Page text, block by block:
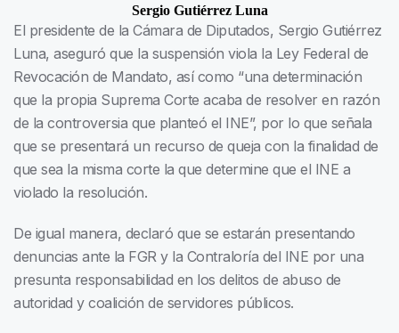
Sergio Gutiérrez Luna
El presidente de la Cámara de Diputados, Sergio Gutiérrez
Luna, aseguró que la suspensión viola la Ley Federal de
Revocación de Mandato, así como “una determinación
que la propia Suprema Corte acaba de resolver en razón
de la controversia que planteó el INE”, por lo que señala
que se presentará un recurso de queja con la finalidad de
que sea la misma corte la que determine que el INE a
violado la resolución.
De igual manera, declaró que se estarán presentando
denuncias ante la FGR y la Contraloría del INE por una
presunta responsabilidad en los delitos de abuso de
autoridad y coalición de servidores públicos.